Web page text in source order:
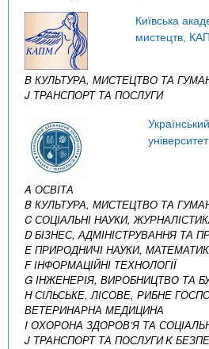
Київська
мистецтв,
B КУЛЬТУРА, МИСТЕЦТВО ТА
J ТРАНСПОРТ ТА ПОСЛУГИ
A ОСВІТА
B КУЛЬТУРА, МИСТЕЦТВО ТА
C СОЦІАЛЬНІ НАУКИ,
D БІЗНЕС, АДМІНІСТРУВАННЯ ТА
E ПРИРОДНИЧІ НАУКИ,
F ІНФОРМАЦІЙНІ ТЕХНОЛОГІЇ
G ІНЖЕНЕРІЯ, ВИРОБНИЦТВО ТА
H СІЛЬСЬКЕ, ЛІСОВЕ, РИБНЕ
ВЕТЕРИНАРНА МЕДИЦИНА
I ОХОРОНА ЗДОРОВ’Я ТА
J ТРАНСПОРТ ТА ПОСЛУГИK